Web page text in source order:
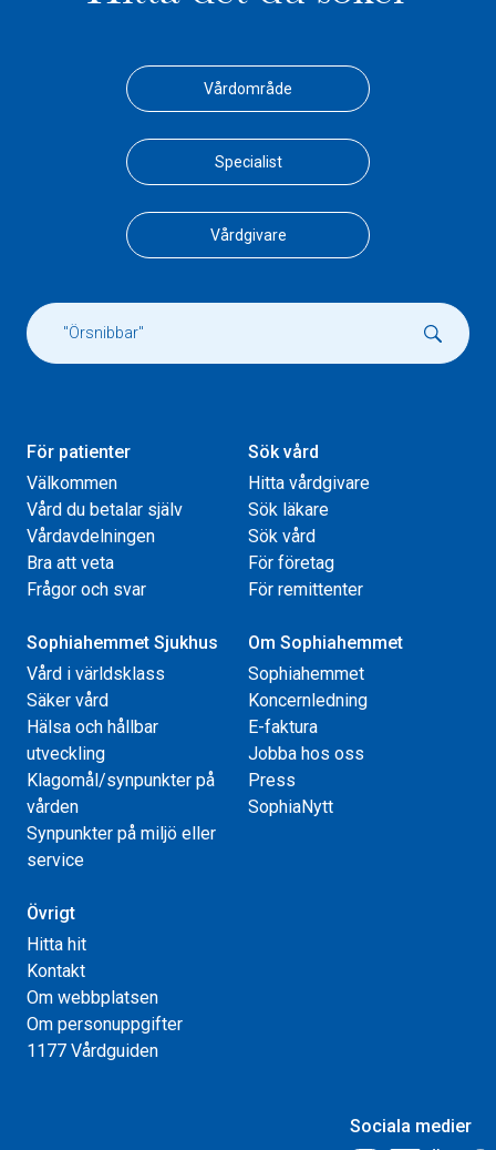
Vårdområde
Specialist
Vårdgivare
För patienter
Välkommen
Vård du betalar själv
Vårdavdelningen
Bra att veta
Frågor och svar
Sök vård
Hitta vårdgivare
Sök läkare
Sök vård
För företag
För remittenter
Sophiahemmet Sjukhus
Vård i världsklass
Säker vård
Hälsa och hållbar
utveckling
Klagomål/synpunkter på
vården
Synpunkter på miljö eller
service
Om Sophiahemmet
Sophiahemmet
Koncernledning
E-faktura
Jobba hos oss
Press
SophiaNytt
Övrigt
Hitta hit
Kontakt
Om webbplatsen
Om personuppgifter
1177 Vårdguiden
Sociala medier